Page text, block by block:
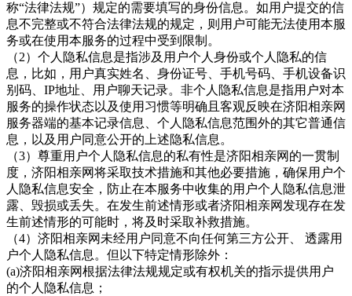
称“法律法规”）规定的需要填写的身份信息。如用户提交的信
息不完整或不符合法律法规的规定，则用户可能无法使用本服
务或在使用本服务的过程中受到限制。
（2）个人隐私信息是指涉及用户个人身份或个人隐私的信
息，比如，用户真实姓名、身份证号、手机号码、手机设备识
别码、IP地址、用户聊天记录。非个人隐私信息是指用户对本
服务的操作状态以及使用习惯等明确且客观反映在济阳相亲网
服务器端的基本记录信息、个人隐私信息范围外的其它普通信
息，以及用户同意公开的上述隐私信息。
（3）尊重用户个人隐私信息的私有性是济阳相亲网的一贯制
度，济阳相亲网将采取技术措施和其他必要措施，确保用户个
人隐私信息安全，防止在本服务中收集的用户个人隐私信息泄
露、毁损或丢失。在发生前述情形或者济阳相亲网发现存在发
生前述情形的可能时，将及时采取补救措施。
（4） 济阳相亲网 未经用户同意不向任何第三方公开、
透露用
户个人隐私信息。但以下特定情形除外：
(a)济阳相亲网根据法律法规规定或有权机关的指示提供用户
的个人隐私信息；